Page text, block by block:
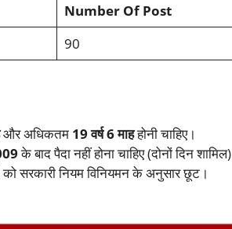
Number Of Post
90
और अधिकतम 19 वर्ष 6 माहहोनी चाहिए।
के बाद पैदा नहीं होना चाहिए (दोनों दिन शामिल)
को सरकारी नियम विनियमन के अनुसार छूट।